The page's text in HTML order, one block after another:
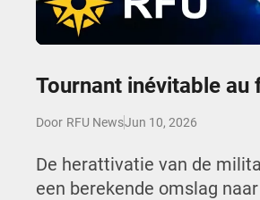
Play
Tournant inévitable
Door RFU NewsJun 10, 2026
De herattivatie van de
een berekende omslag